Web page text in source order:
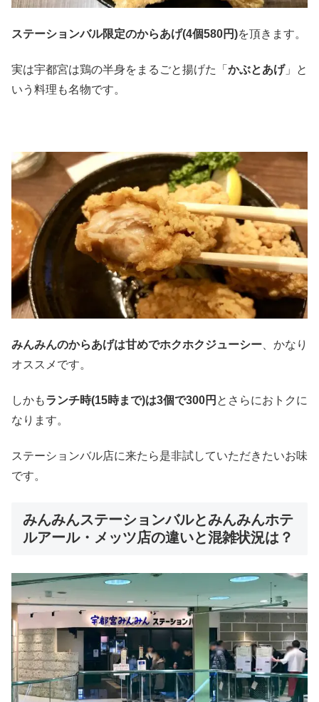
ステーションバル限定のからあげ(4個580円)を頂きます。
実は宇都宮は鶏の半身をまるごと揚げた「 かぶとあげ」と
いう料理も名物です。
みんみんのからあげは甘めでホクホクジューシー 、かなり
オススメです。
しかもランチ時(15時まで)は3個で300円 とさらにおトクに
なります。
ステーションバル店に来たら是非試していただきたいお味
です。
みんみんステーションバルとみんみんホテ
ルアール・メッツ店の違いと混雑状況は？